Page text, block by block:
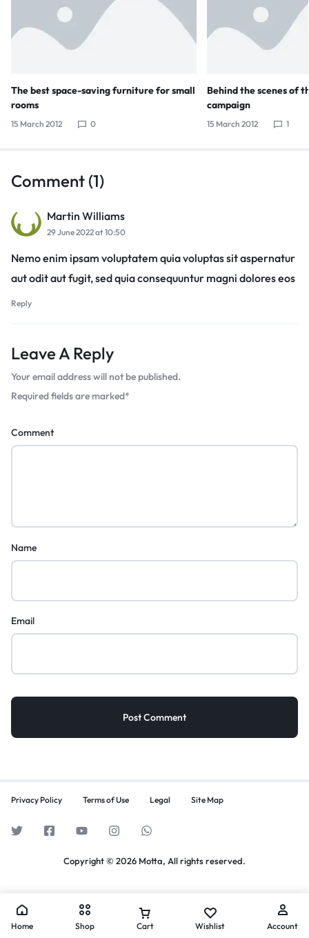
The best space-saving furniture for small
rooms
15 March 2012 0
Behind the scenes of
campaign
15 March 2012 1
Comment (1)
Martin Williams
29 June 2022 at 10:50
Nemo enim ipsam voluptatem quia voluptas sit aspernatur
aut odit aut fugit, sed quia consequuntur magni dolores eos
Reply
Leave A Reply
Your email address will not be published.
Required fields are marked*
Comment
Name
Email
Privacy Policy Terms of Use Legal Site Map
Copyright © 2026 Motta, All rights reserved.
Home Shop Cart Wishlist Account